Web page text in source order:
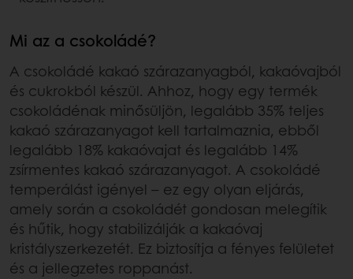
Mi az a csokoládé?
A csokoládé kakaó szárazanyagból, kakaóvajból
és cukrokból készül. Ahhoz, hogy egy termék
csokoládénak minősüljön, legalább 35% teljes
kakaó szárazanyagot kell tartalmaznia, ebből
legalább 18% kakaóvajat és legalább 14%
zsírmentes kakaó szárazanyagot. A csokoládé
temperálást igényel – ez egy olyan eljárás,
amely során a csokoládét gondosan melegítik
és hűtik, hogy stabilizálják a kakaóvaj
kristályszerkezetét. Ez biztosítja a fényes felületet
és a jellegzetes roppanást.